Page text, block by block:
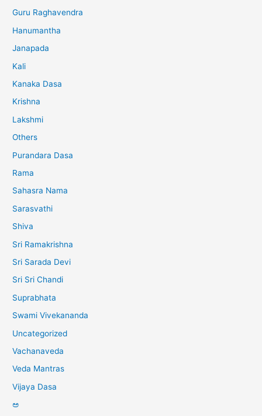
Guru Raghavendra
Hanumantha
Janapada
Kali
Kanaka Dasa
Krishna
Lakshmi
Others
Purandara Dasa
Rama
Sahasra Nama
Sarasvathi
Shiva
Sri Ramakrishna
Sri Sarada Devi
Sri Sri Chandi
Suprabhata
Swami Vivekananda
Uncategorized
Vachanaveda
Veda Mantras
Vijaya Dasa
ಅ